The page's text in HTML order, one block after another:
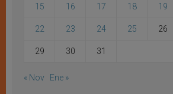
15 16 17 18 19
22 23 24 25 26
29 30 31
« Nov Ene »